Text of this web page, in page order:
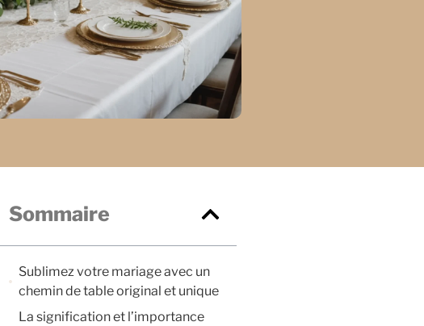
Sommaire
Sublimez votre mariage avec un
chemin de table original et unique
La signification et l’importance